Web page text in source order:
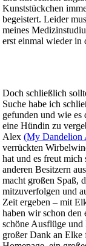
Kunststückchen
begeistert. Leider
meines
erst einmal wieder in
Doch schließlich
Suche habe ich
gefunden und wie
eine Hündin zu
Alex (My Dandelion
verrückten
hat und es freut
anderen Besitzern
macht großen Spaß,
mitzuverfolgen und
Zeit ergeben – mit
haben wir schon den
schöne Ausflüge
großer Dank an Elke